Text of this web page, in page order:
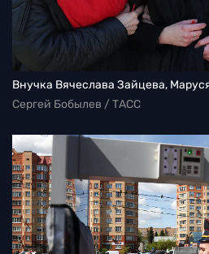
Внучка Вячеслава Зайцева,
Сергей Бобылев / ТАСС